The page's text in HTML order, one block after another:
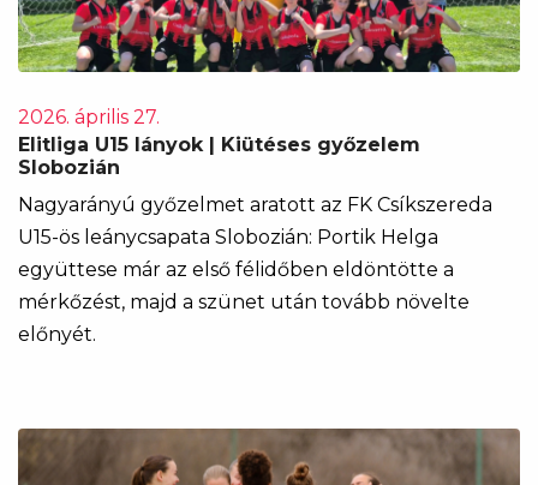
2026. április 27.
Elitliga U15 lányok | Kiütéses győzelem
Slobozián
Nagyarányú győzelmet aratott az FK Csíkszereda
U15-ös leánycsapata Slobozián: Portik Helga
együttese már az első félidőben eldöntötte a
mérkőzést, majd a szünet után tovább növelte
előnyét.